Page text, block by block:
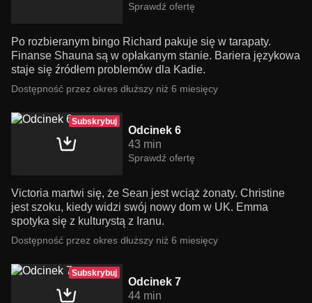
Sprawdź ofertę
Po rozbieranym bingo Richard pakuje się w tarapaty.
Finanse Shauna są w opłakanym stanie. Bariera językowa
staje się źródłem problemów dla Kadie.
Dostępność przez okres dłuższy niż 6 miesięcy
Subskrybuj
Odcinek 6
43 min
Sprawdź ofertę
Victoria martwi się, że Sean jest wciąż żonaty. Christine
jest szoku, kiedy widzi swój nowy dom w UK. Emma
spotyka się z kulturystą z Iranu.
Dostępność przez okres dłuższy niż 6 miesięcy
Subskrybuj
Odcinek 7
44 min